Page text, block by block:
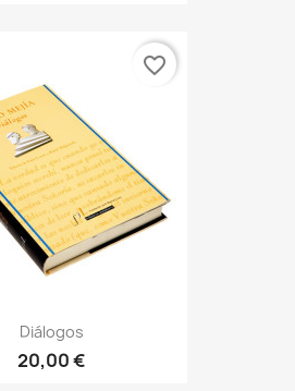
Diálogos
20,00 €
favorite_border